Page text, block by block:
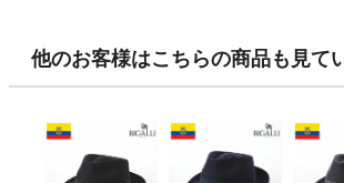
他のお客様はこちらの商品も見て